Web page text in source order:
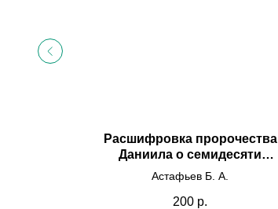
Расшифровка пророчества
Даниила о семидесяти
седминах
Астафьев Б. А.
200 р.